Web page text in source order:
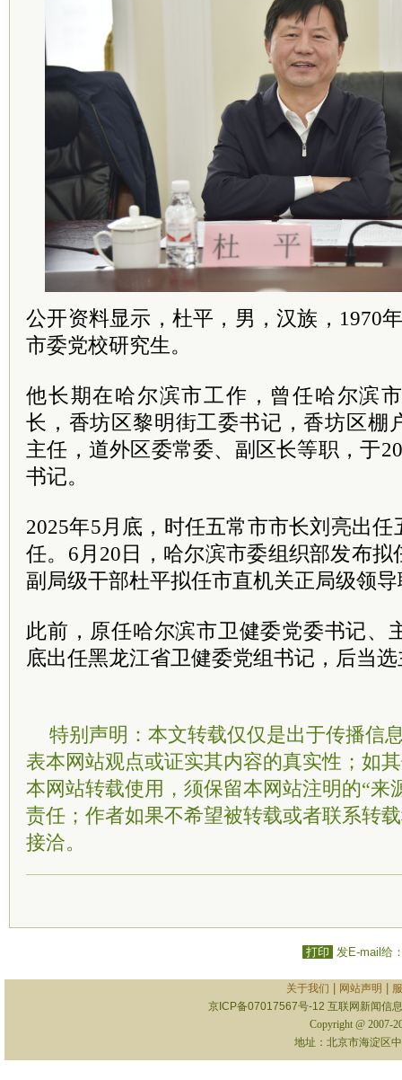
公开资料显示，杜平，男，汉族，1970
市委党校研究生。
他长期在哈尔滨市工作，曾任哈尔滨
长，香坊区黎明街工委书记，香坊区棚
主任，道外区委常委、副区长等职，于
书记。
2025年5月底，时任五常市市长刘亮出
任。6月20日，哈尔滨市委组织部发布
副局级干部杜平拟任市直机关正局级领
此前，原任哈尔滨市卫健委党委书记、
底出任黑龙江省卫健委党组书记，后当
特别声明：本文转载仅仅是出于传播信
表本网站观点或证实其内容的真实性；如
本网站转载使用，须保留本网站注明的“来
责任；作者如果不希望被转载或者联系转
接洽。
打印 发E-mail给
关于我们 网站声明
京ICP备07017567号-12 互联网新闻信
Copyright @ 2007-
地址：北京市海淀区